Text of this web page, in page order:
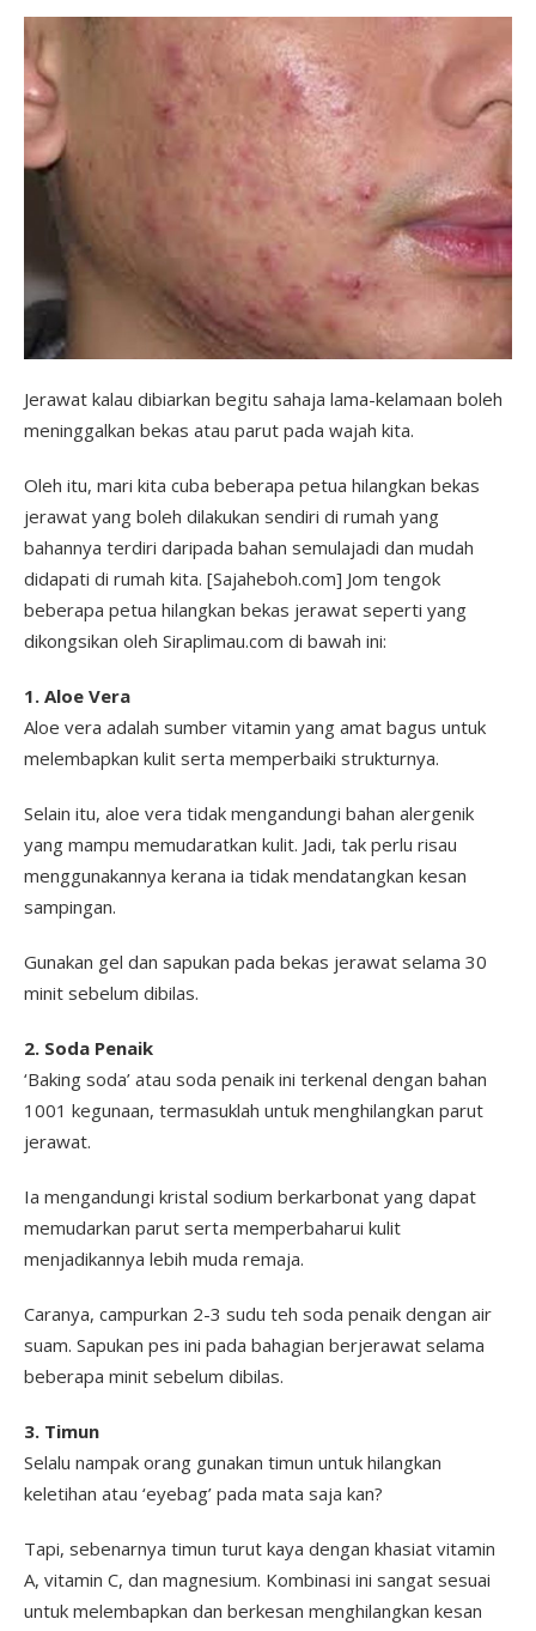
Jerawat kalau dibiarkan begitu sahaja lama-kelamaan boleh
meninggalkan bekas atau parut pada wajah kita.
Oleh itu, mari kita cuba beberapa petua hilangkan bekas
jerawat yang boleh dilakukan sendiri di rumah yang
bahannya terdiri daripada bahan semulajadi dan mudah
didapati di rumah kita. [Sajaheboh.com] Jom tengok
beberapa petua hilangkan bekas jerawat seperti yang
dikongsikan oleh Siraplimau.com di bawah ini:
1. Aloe Vera
Aloe vera adalah sumber vitamin yang amat bagus untuk
melembapkan kulit serta memperbaiki strukturnya.
Selain itu, aloe vera tidak mengandungi bahan alergenik
yang mampu memudaratkan kulit. Jadi, tak perlu risau
menggunakannya kerana ia tidak mendatangkan kesan
sampingan.
Gunakan gel dan sapukan pada bekas jerawat selama 30
minit sebelum dibilas.
2. Soda Penaik
‘Baking soda’ atau soda penaik ini terkenal dengan bahan
1001 kegunaan, termasuklah untuk menghilangkan parut
jerawat.
Ia mengandungi kristal sodium berkarbonat yang dapat
memudarkan parut serta memperbaharui kulit
menjadikannya lebih muda remaja.
Caranya, campurkan 2-3 sudu teh soda penaik dengan air
suam. Sapukan pes ini pada bahagian berjerawat selama
beberapa minit sebelum dibilas.
3. Timun
Selalu nampak orang gunakan timun untuk hilangkan
keletihan atau ‘eyebag’ pada mata saja kan?
Tapi, sebenarnya timun turut kaya dengan khasiat vitamin
A, vitamin C, dan magnesium. Kombinasi ini sangat sesuai
untuk melembapkan dan berkesan menghilangkan kesan